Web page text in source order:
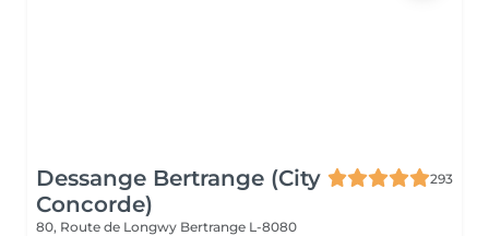
Dessange Bertrange (City
Concorde)
293
80, Route de Longwy Bertrange L-8080